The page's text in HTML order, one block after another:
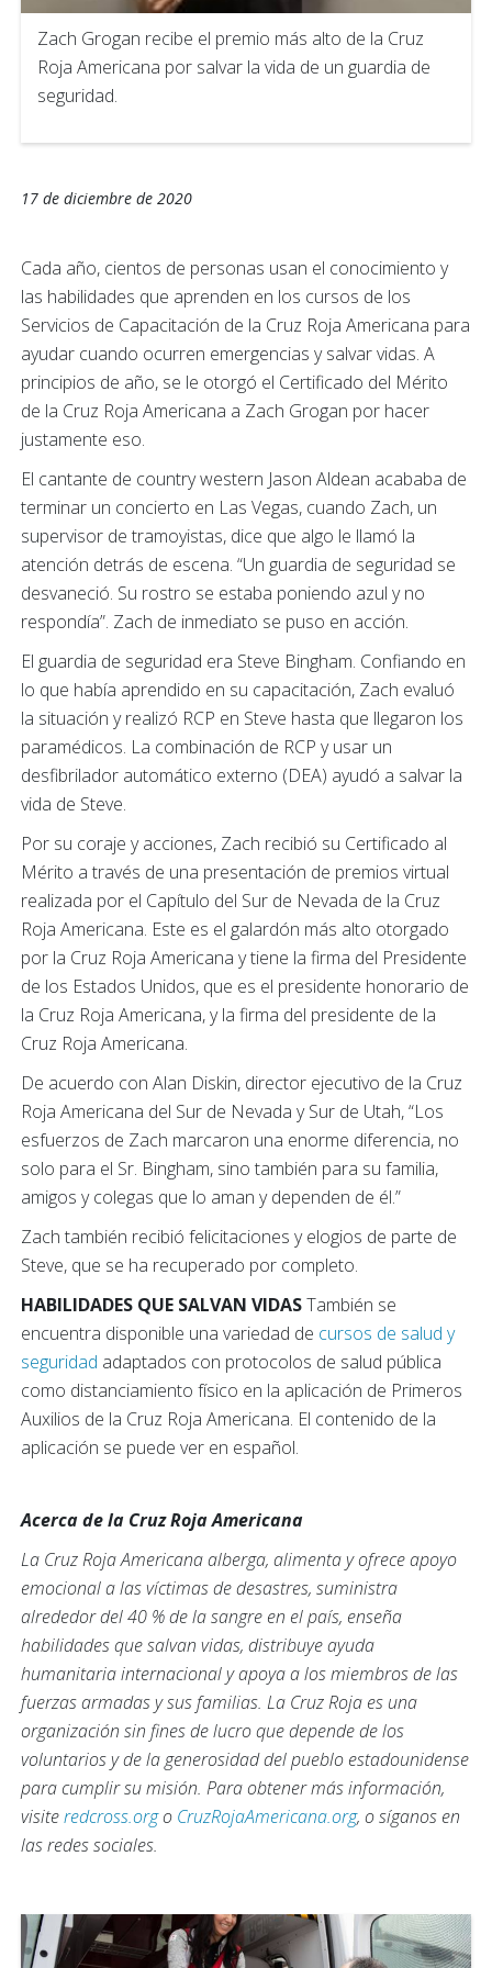
Zach Grogan recibe el premio más alto de la Cruz
Roja Americana por salvar la vida de un guardia de
seguridad.
17 de diciembre de 2020
Cada año, cientos de personas usan el conocimiento y
las habilidades que aprenden en los cursos de los
Servicios de Capacitación de la Cruz Roja Americana para
ayudar cuando ocurren emergencias y salvar vidas. A
principios de año, se le otorgó el Certificado del Mérito
de la Cruz Roja Americana a Zach Grogan por hacer
justamente eso.
El cantante de country western Jason Aldean acababa de
terminar un concierto en Las Vegas, cuando Zach, un
supervisor de tramoyistas, dice que algo le llamó la
atención detrás de escena. “Un guardia de seguridad se
desvaneció. Su rostro se estaba poniendo azul y no
respondía”. Zach de inmediato se puso en acción.
El guardia de seguridad era Steve Bingham. Confiando en
lo que había aprendido en su capacitación, Zach evaluó
la situación y realizó RCP en Steve hasta que llegaron los
paramédicos. La combinación de RCP y usar un
desfibrilador automático externo (DEA) ayudó a salvar la
vida de Steve.
Por su coraje y acciones, Zach recibió su Certificado al
Mérito a través de una presentación de premios virtual
realizada por el Capítulo del Sur de Nevada de la Cruz
Roja Americana. Este es el galardón más alto otorgado
por la Cruz Roja Americana y tiene la firma del Presidente
de los Estados Unidos, que es el presidente honorario de
la Cruz Roja Americana, y la firma del presidente de la
Cruz Roja Americana.
De acuerdo con Alan Diskin, director ejecutivo de la Cruz
Roja Americana del Sur de Nevada y Sur de Utah, “Los
esfuerzos de Zach marcaron una enorme diferencia, no
solo para el Sr. Bingham, sino también para su familia,
amigos y colegas que lo aman y dependen de él.”
Zach también recibió felicitaciones y elogios de parte de
Steve, que se ha recuperado por completo.
HABILIDADES QUE SALVAN VIDASTambién se
encuentra disponible una variedad de cursos de salud y
seguridad adaptados con protocolos de salud pública
como distanciamiento físico en la aplicación de Primeros
Auxilios de la Cruz Roja Americana. El contenido de la
aplicación se puede ver en español.
Acerca de la Cruz Roja Americana
La Cruz Roja Americana alberga, alimenta y ofrece apoyo
emocional a las víctimas de desastres, suministra
alrededor del 40 % de la sangre en el país, enseña
habilidades que salvan vidas, distribuye ayuda
humanitaria internacional y apoya a los miembros de las
fuerzas armadas y sus familias. La Cruz Roja es una
organización sin fines de lucro que depende de los
voluntarios y de la generosidad del pueblo estadounidense
para cumplir su misión. Para obtener más información,
visiteredcross.orgo CruzRojaAmericana.org, o síganos en
las redes sociales.